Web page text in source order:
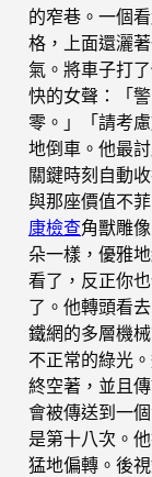
的窄巷。一個
格，上面還灑
氣。將車子打
快的女聲：「
零。」「請考
地倒車。他最
關鍵時刻自動
與那座價值不
康檢查角獸雕
朵一樣，優雅
看了，反正你
了。他轉頭看
鐵網的多層機
不正常的綠光
終空著，並且
會被傳送到一
是第十八次。
猛地偏轉。後